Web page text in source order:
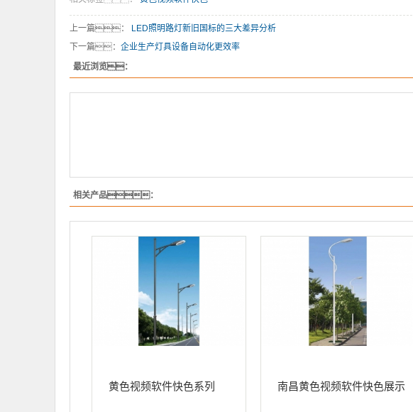
上一篇：
LED照明路灯新旧国标的三大差异分析
下一篇： 企业生产灯具设备自动化更效率
最近浏览：
相关产品：
黄色视频软件快色系列 南昌黄色视频软件快色展示